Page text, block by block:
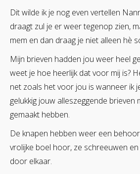
Dit wilde ik je nog even vertellen
draagt zul je er weer tegenop zien,
mem en dan draag je niet alleen hè
Mijn brieven hadden jou weer heel
weet je hoe heerlijk dat voor mij is?
net zoals het voor jou is wanneer ik
gelukkig jouw alleszeggende brieven
gemaakt hebben.
De knapen hebben weer een
vrolijke boel hoor, ze schreeuwen en
door elkaar.